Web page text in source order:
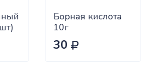
Борная кислота
10г
Биотехнологии
х60
30